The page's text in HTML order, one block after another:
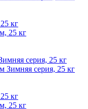
кг
серия, 25 кг
кг